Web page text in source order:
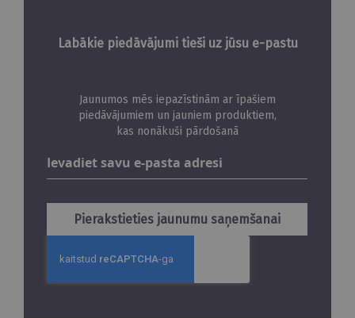
Labākie piedāvājumi tieši uz jūsu e-pastu
Jaunumos mēs iepazīstinām ar īpašiem
piedāvājumiem un jauniem produktiem,
kas nonākuši pārdošanā
jaunumus
Pierakstieties jaunumu saņemšanai